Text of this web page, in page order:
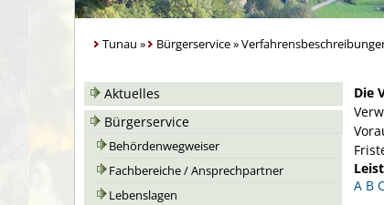
Tunau » Bürgerservice»
Aktuelles
Bürgerservice
Behördenwegweiser
Fachbereiche / Ansprechpartner
Lebenslagen
Die
A B